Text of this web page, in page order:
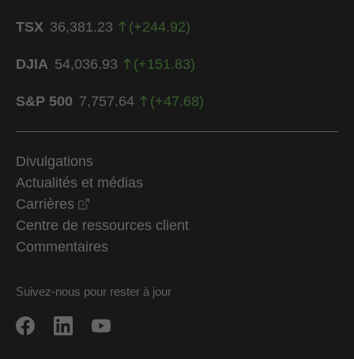
TSX 36,381.23 (+244.92)
DJIA 54,036.93 (+151.83)
S&P 500 7,757.64 (+47.68)
Divulgations
Actualités et médias
Carrières
Centre de ressources client
Commentaires
Suivez-nous pour rester à jour